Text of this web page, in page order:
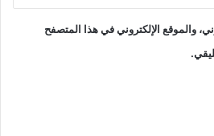
والموقع الإلكتروني في هذا المتصفح